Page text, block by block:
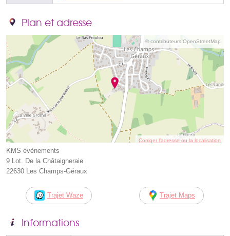
Plan et adresse
© contributeurs OpenStreetMap
Corriger l’adresse ou la localisation
KMS évènements
9 Lot. De la Châtaigneraie
22630 Les Champs-Géraux
Trajet Waze Trajet Maps
Informations